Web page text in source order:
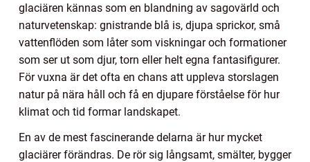
glaciären kännas som en blandning av sagovärld och
naturvetenskap: gnistrande blå is, djupa sprickor, små
vattenflöden som låter som viskningar och formationer
som ser ut som djur, torn eller helt egna fantasifigurer.
För vuxna är det ofta en chans att uppleva storslagen
natur på nära håll och få en djupare förståelse för hur
klimat och tid formar landskapet.
En av de mest fascinerande delarna är hur mycket
glaciärer förändras. De rör sig långsamt, smälter, bygger